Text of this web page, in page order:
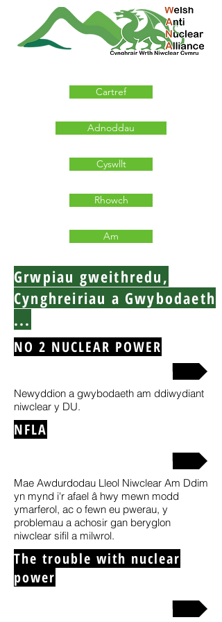
Cartref
Adnoddau
Cyswllt
Rhowch
Am
Grwpiau gweithredu,
Cynghreiriau a Gwybodaeth
...
NO 2 NUCLEAR POWER
Newyddion a gwybodaeth am ddiwydiant
niwclear y DU.
NFLA
Mae Awdurdodau Lleol Niwclear Am Ddim
yn mynd i'r afael â hwy mewn modd
ymarferol, ac o fewn eu pwerau, y
problemau a achosir gan beryglon
niwclear sifil a milwrol.
The trouble with nuclear
power